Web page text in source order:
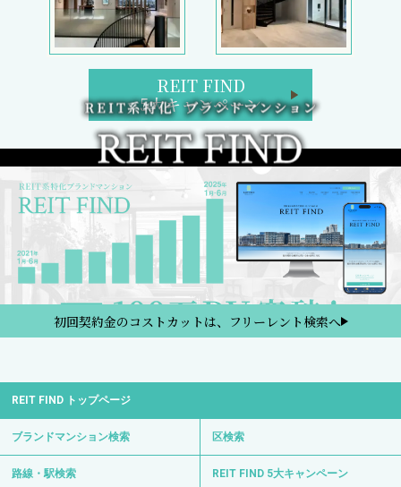
REIT FIND
5大キャンペーン
初回契約金のコストカットは、フリーレント検索へ
REIT FIND トップページ
ブランドマンション検索 区検索
路線・駅検索 REIT FIND 5大キャンペーン